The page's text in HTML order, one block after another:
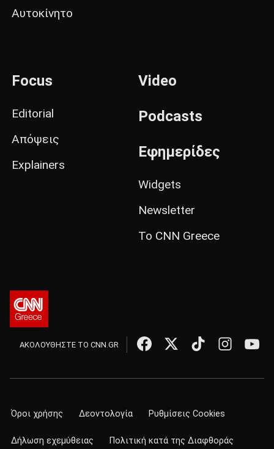
Αυτοκίνητο
Focus
Editorial
Απόψεις
Explainers
Video
Podcasts
Εφημερίδες
Widgets
Newsletter
Το CNN Greece
ΑΚΟΛΟΥΘΗΣΤΕ ΤΟ CNN.GR
Όροι χρήσης Δεοντολογία Ρυθμίσεις Cookies
Δήλωση εχεμύθειας Πολιτική κατά της Διαφθοράς